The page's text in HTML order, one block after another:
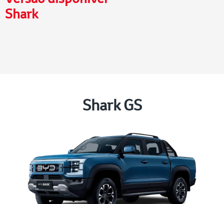
Shark
Shark GS